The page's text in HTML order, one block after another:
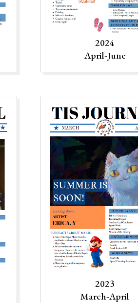
2024
April-June
2023
March-April